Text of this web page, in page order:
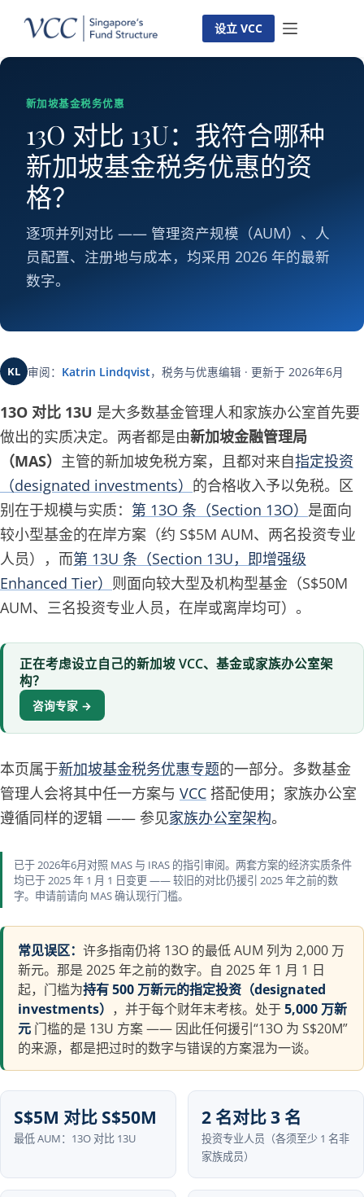
要
设立 VCC
新加坡基金税务优惠
13O 对比 13U：我符合哪种
新加坡基金税务优惠的资
格？
逐项并列对比 —— 管理资产规模（AUM）、人
员配置、注册地与成本，均采用 2026 年的最新
数字。
KL 审阅： Katrin Lindqvist，税务与优惠编辑 · 更新于 2026年6月
13O 对比 13U 是大多数基金管理人和家族办公室首先要
做出的实质决定。两者都是由新加坡金融管理局
（MAS） 主管的新加坡免税方案，且都对来自指定投资
（designated investments） 的合格收入予以免税。区
别在于规模与实质： 第 13O 条（Section 13O） 是面向
较小型基金的在岸方案（约 S$5M AUM、两名投资专业
人员），而第 13U 条（Section 13U，即增强级
Enhanced Tier） 则面向较大型及机构型基金（S$50M
AUM、三名投资专业人员，在岸或离岸均可）。
正在考虑设立自己的新加坡 VCC、基金或家族办公室架
构？
咨询专家 →
本页属于新加坡基金税务优惠专题的一部分。多数基金
管理人会将其中任一方案与 VCC 搭配使用；家族办公室
遵循同样的逻辑 —— 参见家族办公室架构。
已于 2026年6月对照 MAS 与 IRAS 的指引审阅。两套方案的经济实质条件
均已于 2025 年 1 月 1 日变更 —— 较旧的对比仍援引 2025 年之前的数
字。申请前请向 MAS 确认现行门槛。
常见误区： 许多指南仍将 13O 的最低 AUM 列为 2,000 万
新元。那是 2025 年之前的数字。自 2025 年 1 月 1 日
起，门槛为持有 500 万新元的指定投资（designated
investments） ，并于每个财年末考核。处于5,000 万新
元 门槛的是 13U 方案 —— 因此任何援引“13O 为 S$20M”
的来源，都是把过时的数字与错误的方案混为一谈。
S$5M 对比 S$50M
最低 AUM：13O 对比 13U
2 名对比 3 名
投资专业人员（各须至少 1 名非
家族成员）